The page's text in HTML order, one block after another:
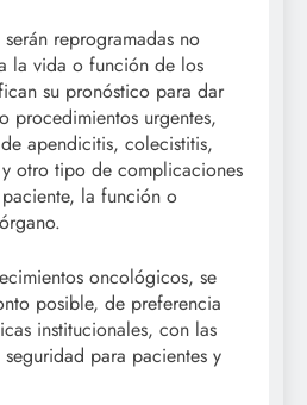
reprogramadas no
la vida o función de los
su pronóstico para dar
procedimientos urgentes,
apendicitis, colecistitis,
otro tipo de complicaciones
la función o
oncológicos, se
posible, de preferencia
institucionales, con las
para pacientes y